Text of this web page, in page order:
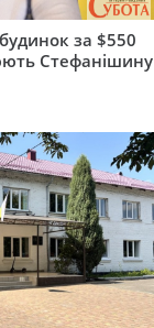
за $550
Стефанішину